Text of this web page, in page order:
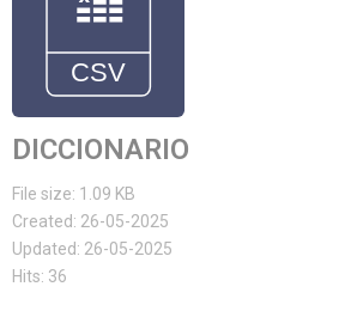
DICCIONARIO
File size: 1.09 KB
Created: 26-05-2025
Updated: 26-05-2025
Hits: 36